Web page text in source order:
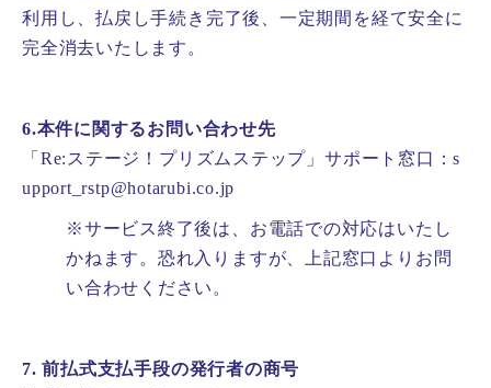
利用し、払戻し手続き完了後、一定期間を経て安全に
完全消去いたします。
6.本件に関するお問い合わせ先
「Re:ステージ！プリズムステップ」サポート窓口：s
upport_rstp@hotarubi.co.jp
※サービス終了後は、お電話での対応はいたし
かねます。恐れ入りますが、上記窓口よりお問
い合わせください。
7. 前払式支払手段の発行者の商号